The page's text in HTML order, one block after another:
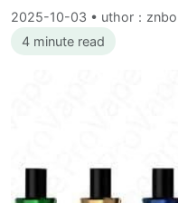
2025-10-03 • uthor：znbo
4 minute read